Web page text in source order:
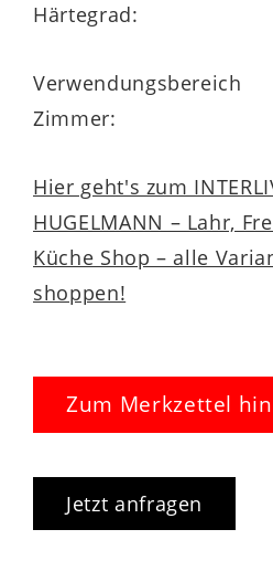
Härtegrad:
Verwendungsbereich
Zimmer:
Hier geht's zum
HUGELMANN – Lahr,
Küche Shop – alle
shoppen!
Zum Merkzettel
Jetzt anfragen